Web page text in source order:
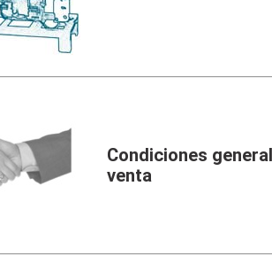
Condiciones
venta